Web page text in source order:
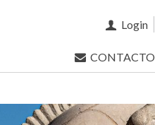
Login
CONTACTO